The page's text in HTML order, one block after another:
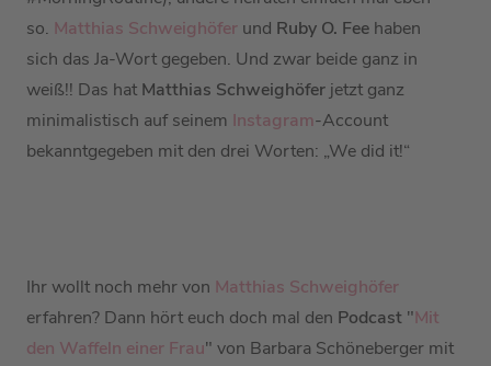
so. Matthias Schweighöfer und Ruby O. Fee haben
sich das Ja-Wort gegeben. Und zwar beide ganz in
weiß!! Das hat Matthias Schweighöfer jetzt ganz
minimalistisch auf seinem Instagram-Account
bekanntgegeben mit den drei Worten: „We did it!“
Ihr wollt noch mehr von Matthias Schweighöfer
erfahren? Dann hört euch doch mal den Podcast "Mit
den Waffeln einer Frau" von Barbara Schöneberger mit